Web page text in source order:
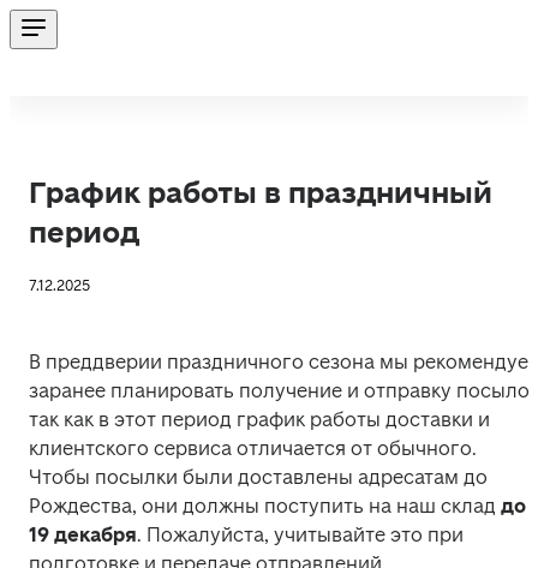
График работы в праздничный
период
7.12.2025
В преддверии праздничного сезона мы
заранее планировать получение и отправку
так как в этот период график работы доставки и
клиентского сервиса отличается от обычного.
Чтобы посылки были доставлены адресатам до
Рождества, они должны поступить на наш склад до
19 декабря. Пожалуйста, учитывайте это при